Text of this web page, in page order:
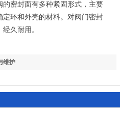
密封面有多种紧固形式，主要
环和外壳的材料。对阀门密封
久耐用。
维护